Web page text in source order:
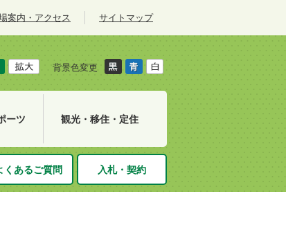
案内・アクセス サイトマップ
背景色変更
ーツ 観光・移住・定住
くあるご質問 入札・契約